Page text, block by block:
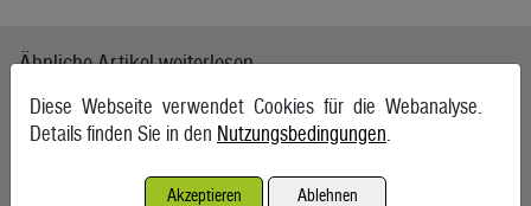
Ähnliche Artikel weiterlesen
Ungarisches Atomkraftwerk fährt Leistung wieder hoch
Diese Webseite verwendet Cookies für die Webanalyse.
Details finden Sie in den Nutzungsbedingungen
Akzeptieren Ablehnen